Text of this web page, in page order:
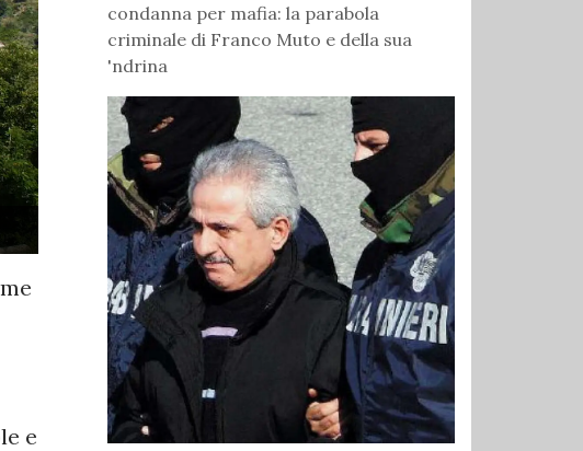
e
condanna per mafia: la parabola
criminale di Franco Muto e della sua
'ndrina